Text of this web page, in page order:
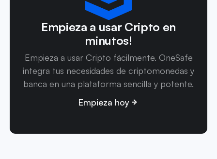
Empieza a usar Cripto en
minutos!
Empieza a usar Cripto fácilmente. OneSafe
integra tus necesidades de criptomonedas y
banca en una plataforma sencilla y potente.
Empieza hoy